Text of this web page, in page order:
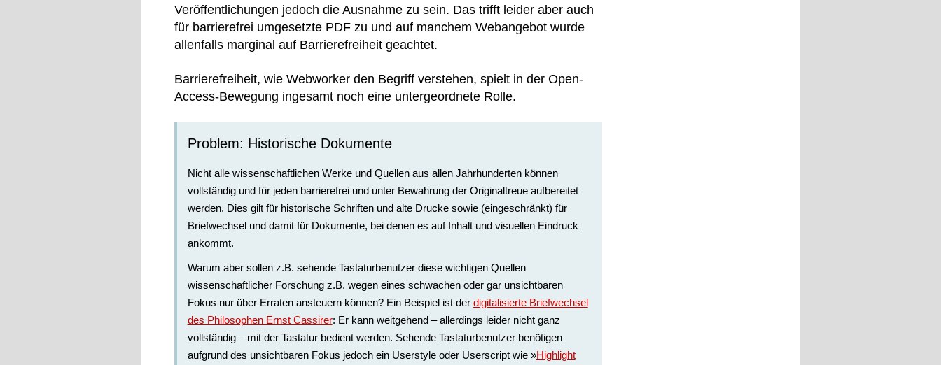
Veröffentlichungen jedoch die Ausnahme zu sein. Das trifft leider aber auch
für barrierefrei umgesetzte PDF zu und auf manchem Webangebot wurde
allenfalls marginal auf Barrierefreiheit geachtet.
Barrierefreiheit, wie Webworker den Begriff verstehen, spielt in der Open-
Access-Bewegung ingesamt noch eine untergeordnete Rolle.
Problem: Historische Dokumente
Nicht alle wissenschaftlichen Werke und Quellen aus allen Jahrhunderten können
vollständig und für jeden barrierefrei und unter Bewahrung der Originaltreue aufbereitet
werden. Dies gilt für historische Schriften und alte Drucke sowie (eingeschränkt) für
Briefwechsel und damit für Dokumente, bei denen es auf Inhalt und visuellen Eindruck
ankommt.
Warum aber sollen z.B. sehende Tastaturbenutzer diese wichtigen Quellen
wissenschaftlicher Forschung z.B. wegen eines schwachen oder gar unsichtbaren
Fokus nur über Erraten ansteuern können? Ein Beispiel ist der digitalisierte Briefwechsel
des Philosophen Ernst Cassirer: Er kann weitgehend – allerdings leider nicht ganz
vollständig – mit der Tastatur bedient werden. Sehende Tastaturbenutzer benötigen
aufgrund des unsichtbaren Fokus jedoch ein Userstyle oder Userscript wie »Highlight